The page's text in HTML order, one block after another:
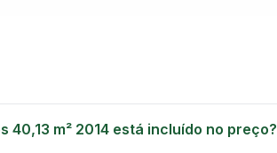
40,13 m² 2014 está incluído no preço?